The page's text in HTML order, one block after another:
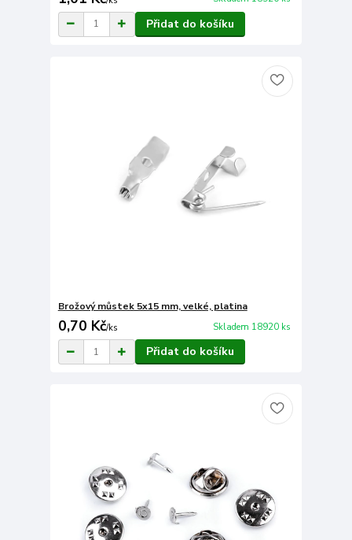
Přidat do košíku
Brožový můstek 5x15 mm, velké, platina
0,70 Kč/ks Skladem 18920 ks
Přidat do košíku